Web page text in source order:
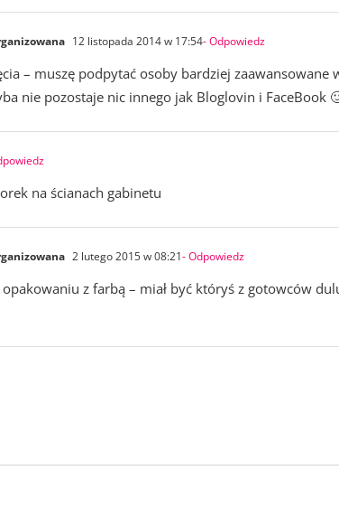
12 listopada 2014 w 17:54- Odpowiedz
– muszę podpytać osoby bardziej
nie pozostaje nic innego jak Bloglovin i FaceBook
na ścianach gabinetu
2 lutego 2015 w 08:21- Odpowiedz
z farbą – miał być któryś z gotowców